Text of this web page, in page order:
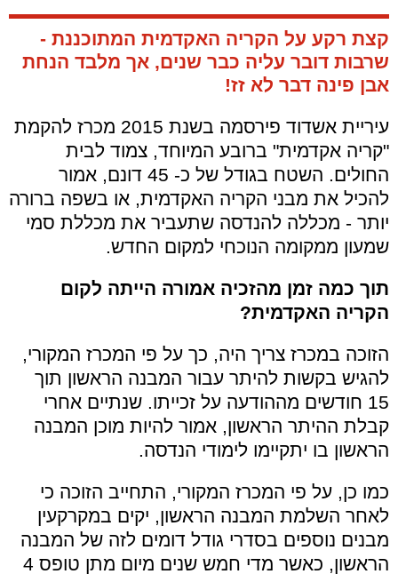
קצת רקע על הקריה האקדמית המתוכננת -
שרבות דובר עליה כבר שנים, אך מלבד הנחת
אבן פינה דבר לא זז!
עיריית אשדוד פירסמה בשנת 2015 מכרז להקמת
"קריה אקדמית" ברובע המיוחד, צמוד לבית
החולים. השטח בגודל של כ- 45 דונם, אמור
להכיל את מבני הקריה האקדמית, או בשפה ברורה
יותר - מכללה להנדסה שתעביר את מכללת סמי
שמעון ממקומה הנוכחי למקום החדש.
תוך כמה זמן מהזכיה אמורה הייתה לקום
הקריה האקדמית?
הזוכה במכרז צריך היה, כך על פי המכרז המקורי,
להגיש בקשות להיתר עבור המבנה הראשון תוך
15 חודשים מההודעה על זכייתו. שנתיים אחרי
קבלת ההיתר הראשון, אמור להיות מוכן המבנה
הראשון בו יתקיימו לימודי הנדסה.
כמו כן, על פי המכרז המקורי, התחייב הזוכה כי
לאחר השלמת המבנה הראשון, יקים במקרקעין
מבנים נוספים בסדרי גודל דומים לזה של המבנה
הראשון, כאשר מדי חמש שנים מיום מתן טופס 4